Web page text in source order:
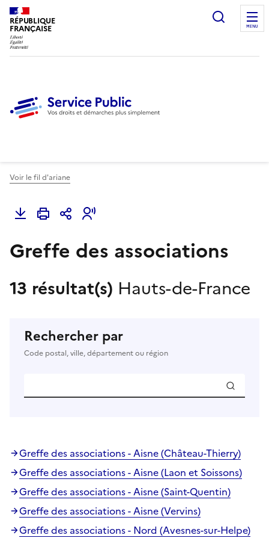
RÉPUBLIQUE
FRANÇAISE
Ouvrir
MENU
Voir le fil d'ariane
Greffe des associations
13 résultat(s) Hauts-de-France
Rechercher par
Code postal, ville, département ou région
Greffe des associations - Aisne (Château-Thierry)
Greffe des associations - Aisne (Laon et Soissons)
Greffe des associations - Aisne (Saint-Quentin)
Greffe des associations - Aisne (Vervins)
Greffe des associations - Nord (Avesnes-sur-Helpe)